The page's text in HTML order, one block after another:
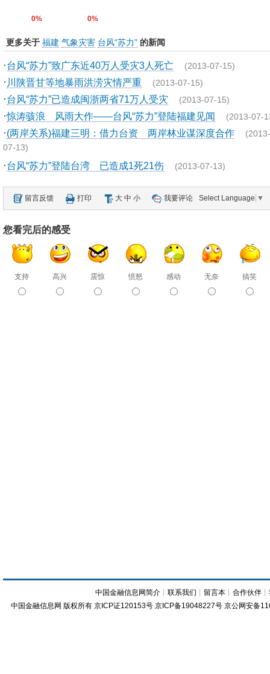
0% 0%
更多关于 福建 气象灾害 台风“苏力” 的新闻
·台风“苏力”致广东近40万人受灾3人死亡 (2013-07-15)
· 川陕晋甘等地暴雨洪涝灾情严重 (2013-07-15)
·台风“苏力”已造成闽浙两省71万人受灾 (2013-07-15)
·惊涛骇浪 风雨大作——台风“苏力”登陆福建见闻 (2013-07-
·(两岸关系)福建三明：借力台资 两岸林业谋深度合作 (2013-
07-13)
·台风“苏力”登陆台湾 已造成1死21伤 (2013-07-13)
留言反馈 打印 大 中 小 我要评论 Select Language ▼
您看完后的感受
支持 高兴 震惊 愤怒 感动 无奈 搞笑
中国金融信息网简介 ┊联系我们 ┊ 留言本 ┊合作伙伴 ┊
中国金融信息网 版权所有 京ICP证120153号 京ICP备19048227号 京公网安备